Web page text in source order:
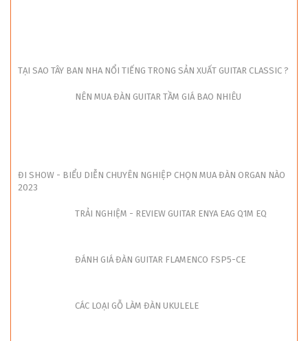
TẠI SAO TÂY BAN NHA NỔI TIẾNG TRONG SẢN XUẤT GUITAR CLASSIC ?
NÊN MUA ĐÀN GUITAR TẦM GIÁ BAO NHIÊU
ĐI SHOW - BIỂU DIỄN CHUYÊN NGHIỆP CHỌN MUA ĐÀN ORGAN NÀO
2023
TRẢI NGHIỆM - REVIEW GUITAR ENYA EAG Q1M EQ
ĐÁNH GIÁ ĐÀN GUITAR FLAMENCO FSP5-CE
CÁC LOẠI GỖ LÀM ĐÀN UKULELE